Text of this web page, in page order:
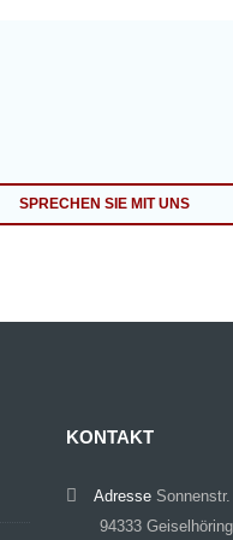
SPRECHEN SIE MIT UNS
KONTAKT
Adresse
94333 Geiselhöring